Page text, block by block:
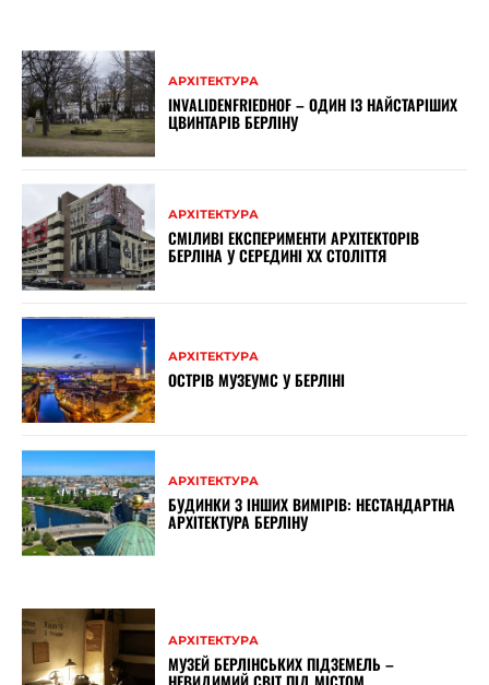
АРХІТЕКТУРА
INVALIDENFRIEDHOF – ОДИН ІЗ НАЙСТАРІШИХ
ЦВИНТАРІВ БЕРЛІНУ
АРХІТЕКТУРА
СМІЛИВІ ЕКСПЕРИМЕНТИ АРХІТЕКТОРІВ
БЕРЛІНА У СЕРЕДИНІ XX СТОЛІТТЯ
АРХІТЕКТУРА
ОСТРІВ МУЗЕУМС У БЕРЛІНІ
АРХІТЕКТУРА
БУДИНКИ З ІНШИХ ВИМІРІВ: НЕСТАНДАРТНА
АРХІТЕКТУРА БЕРЛІНУ
АРХІТЕКТУРА
МУЗЕЙ БЕРЛІНСЬКИХ ПІДЗЕМЕЛЬ –